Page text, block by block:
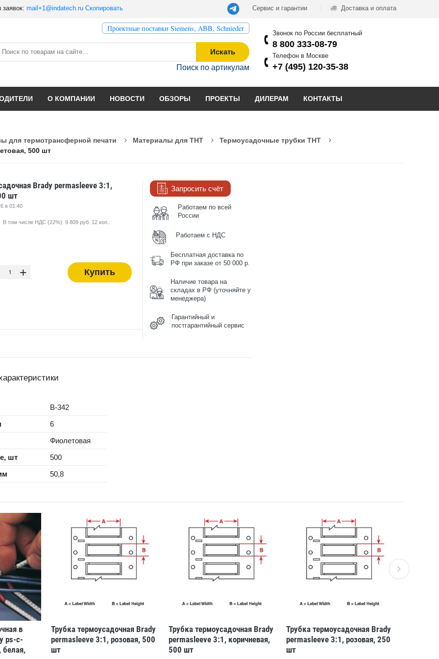
mail+1@indatech.ru Скопировать Сервис и гарантии Доставка и оплата
Проектные поставки Siemens, ABB, Schnieder
Искать
Поиск по артикулам
Звонок по России бесплатный
8 800 333-08-79
Телефон в Москве
+7 (495) 120-35-38
О КОМПАНИИ НОВОСТИ ОБЗОРЫ ПРОЕКТЫ ДИЛЕРАМ КОНТАКТЫ
для термотрансферной печати Материалы для THT
Термоусадочные трубки THT
500 шт
Brady permasleeve 3:1,
шт
в 01:40
В том числе НДС (22%): 9 809 руб. 12 коп..
+ Купить
Запросить счёт
Работаем по всей
России
Работаем с НДС
Бесплатная доставка по
РФ при заказе от 50 000 р.
Наличие товара на
складах в РФ (уточняйте у
менеджера)
Гарантийный и
постгарантийный сервис
B-342
6
Фиолетовая
шт
500
50,8
в
ps-c-
белая,
Трубка термоусадочная Brady
permasleeve 3:1, розовая, 500
шт
Трубка термоусадочная Brady
permasleeve 3:1, коричневая,
500 шт
Трубка термоусадочная Brady
permasleeve 3:1, розовая, 250
шт